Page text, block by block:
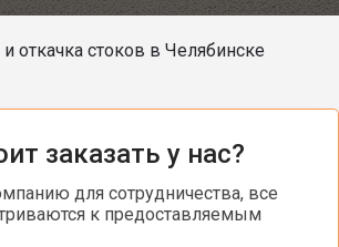
и откачка стоков в Челябинске
заказать у нас?
для сотрудничества, все
к предоставляемым